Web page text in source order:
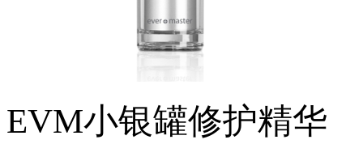
EVM小银罐修护精华